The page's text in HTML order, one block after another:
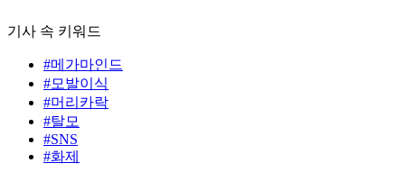
기사 속 키워드
#메가마인드
#모발이식
#머리카락
#탈모
#SNS
#화제